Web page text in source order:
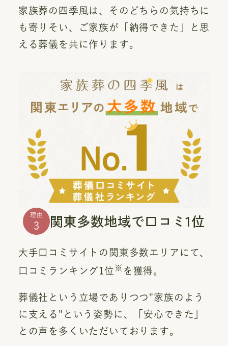
家族葬の四季風は、そのどちらの気持ちに
も寄りそい、ご家族が「納得できた」と思
える葬儀を共に作ります。
理由
3 関東多数地域で口コミ1位
大手口コミサイトの関東多数エリアにて、
口コミランキング1位 ※ を獲得。
葬儀社という立場でありつつ"家族のよう
に支える"という姿勢に、「安心できた」
との声を多くいただいております。